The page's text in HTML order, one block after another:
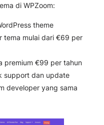
di WPZoom:
theme
tema mulai dari €69 per
premium €99 per tahun
support dan update
developer yang sama